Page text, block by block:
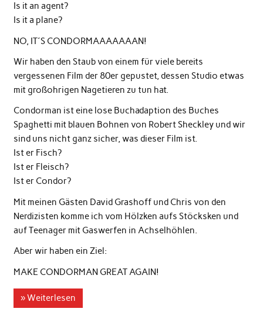
Is it an agent?
Is it a plane?
NO, IT´S CONDORMAAAAAAAN!
Wir haben den Staub von einem für viele bereits
vergessenen Film der 80er gepustet, dessen Studio etwas
mit großohrigen Nagetieren zu tun hat.
Condorman ist eine lose Buchadaption des Buches
Spaghetti mit blauen Bohnen von Robert Sheckley und wir
sind uns nicht ganz sicher, was dieser Film ist.
Ist er Fisch?
Ist er Fleisch?
Ist er Condor?
Mit meinen Gästen David Grashoff und Chris von den
Nerdizisten komme ich vom Hölzken aufs Stöcksken und
auf Teenager mit Gaswerfen in Achselhöhlen.
Aber wir haben ein Ziel:
MAKE CONDORMAN GREAT AGAIN!
» Weiterlesen